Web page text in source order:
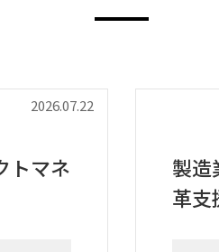
2026.07.22
トマネ
製造
革支